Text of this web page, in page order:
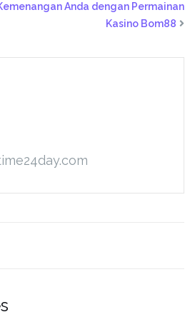
Anda dengan Permainan
Kasino Bom88